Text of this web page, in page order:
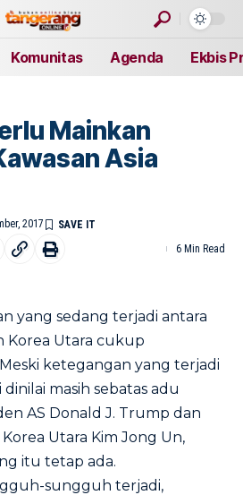
Komunitas Agenda Ekbis
Mainkan
Asia
2017
6 Min Read
yang sedang terjadi antara
Korea Utara cukup
ketegangan yang terjadi
masih sebatas adu
AS Donald J. Trump dan
Utara Kim Jong Un,
itu tetap ada.
sungguh terjadi,